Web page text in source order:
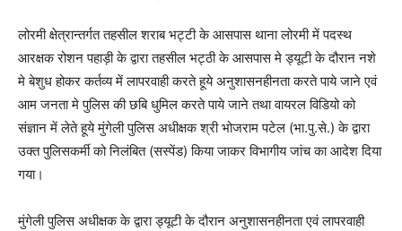
लोरमी क्षेत्रान्तर्गत तहसील शराब भट्टी के आसपास थाना लोरमी में पदस्थ
आरक्षक रोशन पहाड़ी के द्वारा तहसील भट्ठी के आसपास मे ड्यूटी के दौरान नशे
मे बेशुध होकर कर्तव्य में लापरवाही करते हूये अनुशासनहीनता करते पाये जाने एवं
आम जनता मे पुलिस की छबि धुमिल करते पाये जाने तथा वायरल विडियो को
संज्ञान में लेते हूये मुंगेली पुलिस अधीक्षक श्री भोजराम पटेल (भा.पु.से.) के द्वारा
उक्त पुलिसकर्मी को निलंबित (सस्पेंड) किया जाकर विभागीय जांच का आदेश दिया
गया।
मुंगेली पुलिस अधीक्षक के द्वारा ड्यूटी के दौरान अनुशासनहीनता एवं लापरवाही